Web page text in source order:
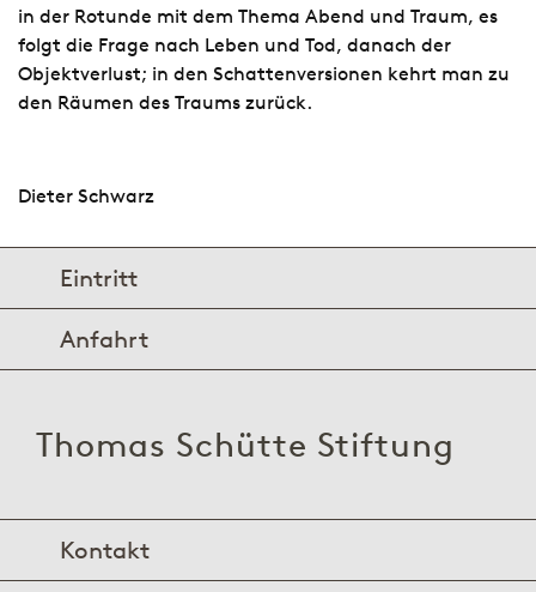
in der Rotunde mit dem Thema Abend und Traum, es
folgt die Frage nach Leben und Tod, danach der
Objektverlust; in den Schattenversionen kehrt man zu
den Räumen des Traums zurück.
Dieter Schwarz
Eintritt
Anfahrt
Thomas Schütte Stiftung
Kontakt